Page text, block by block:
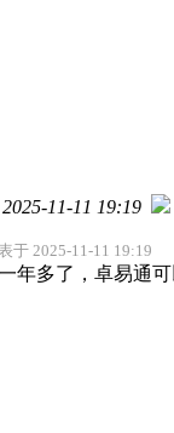
11-11 19:19
于 2025-11-11 19:19
年多了，卓易通